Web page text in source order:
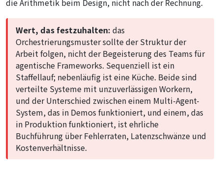
die Arithmetik beim Design, nicht nach der Rechnung.
Wert, das festzuhalten: das
Orchestrierungsmuster sollte der Struktur der
Arbeit folgen, nicht der Begeisterung des Teams für
agentische Frameworks. Sequenziell ist ein
Staffellauf; nebenläufig ist eine Küche. Beide sind
verteilte Systeme mit unzuverlässigen Workern,
und der Unterschied zwischen einem Multi-Agent-
System, das in Demos funktioniert, und einem, das
in Produktion funktioniert, ist ehrliche
Buchführung über Fehlerraten, Latenzschwänze und
Kostenverhältnisse.